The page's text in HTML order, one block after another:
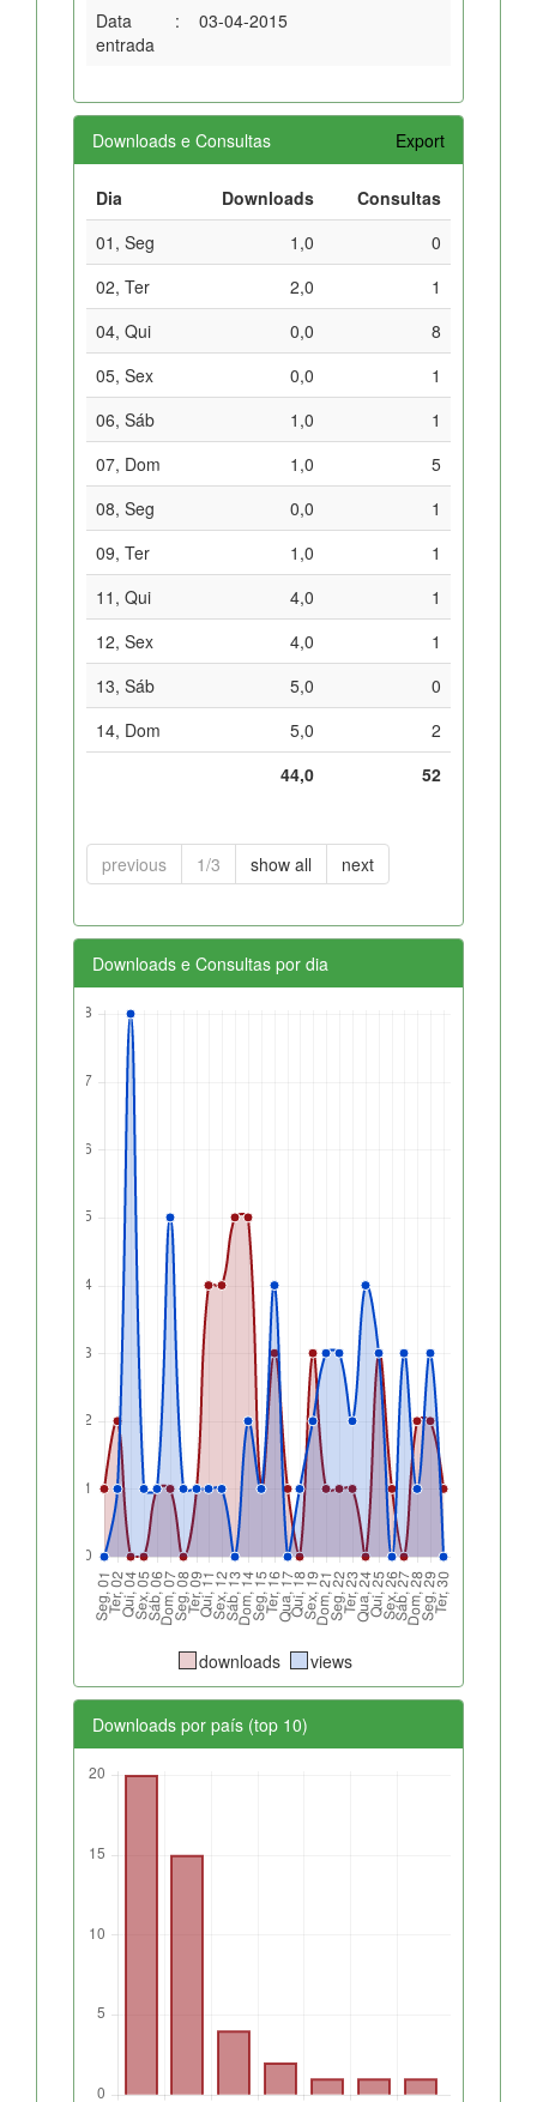
Data
entrada
: 03-04-2015
Downloads e Consultas Export
Dia Downloads
Consultas
01, Seg
1,0
0
02, Ter
2,0
1
04, Qui
0,0
8
05, Sex
0,0
1
06, Sáb
1,0
1
07, Dom
1,0
5
08, Seg
0,0
1
09, Ter
1,0
1
11, Qui
4,0
1
12, Sex
4,0
1
13, Sáb
5,0
0
14, Dom
5,0
2
44,0
52
previous 1/3 show all next
Downloads e Consultas por dia
downloads views
Downloads por país (top 10)